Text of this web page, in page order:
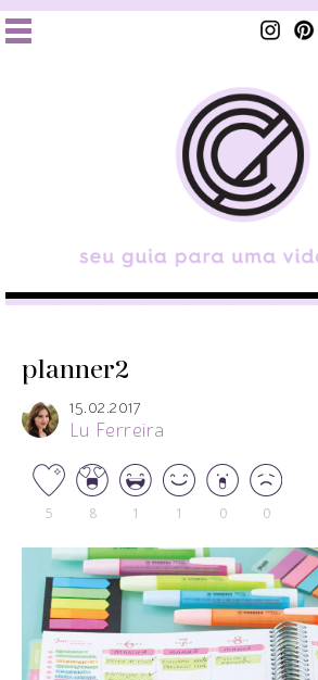
planner2
15.02.2017
Lu Ferreira
5 8 1 1 0 0